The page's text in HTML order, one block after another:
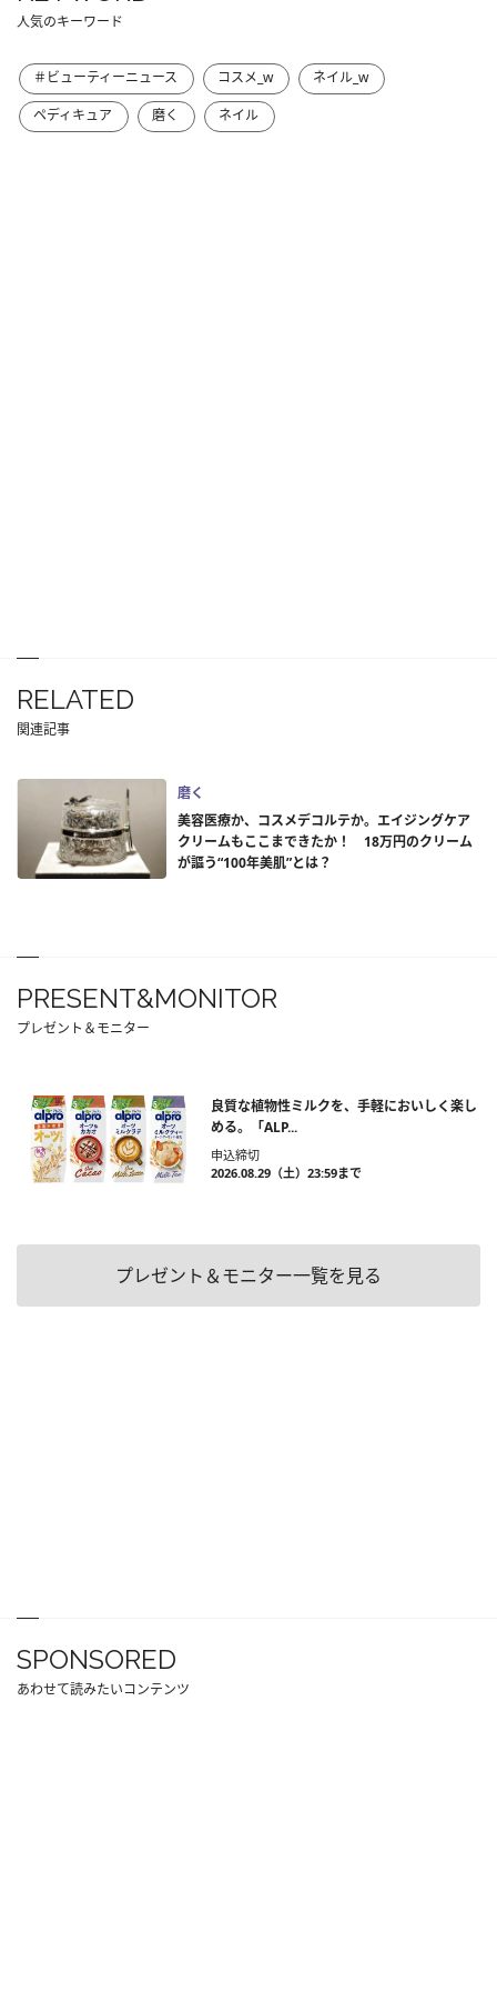
人気のキーワード
＃ビューティーニュース コスメ_w
ネイル_w
ペディキュア
磨く ネイル
RELATED
関連記事
磨く
美容医療か、コスメデコルテか。エイジングケア
クリームもここまできたか！ 18万円のクリーム
が謳う“100年美肌”とは？
PRESENT&MONITOR
プレゼント＆モニター
良質な植物性ミルクを、手軽においしく楽し
める。「ALP...
申込締切
2026.08.29（土）23:59まで
プレゼント＆モニター一覧を見る
SPONSORED
あわせて読みたいコンテンツ